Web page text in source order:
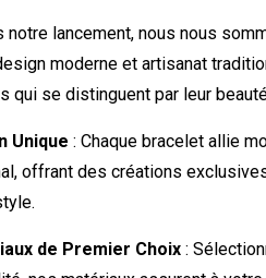
notre lancement, nous nous
moderne et artisanat
qui se distinguent par leur
Unique : Chaque bracelet allie
offrant des créations
de Premier Choix :